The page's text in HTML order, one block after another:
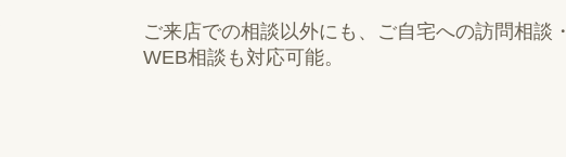
ご来店での相談以外にも、ご自宅への訪問相談・
WEB相談も対応可能。